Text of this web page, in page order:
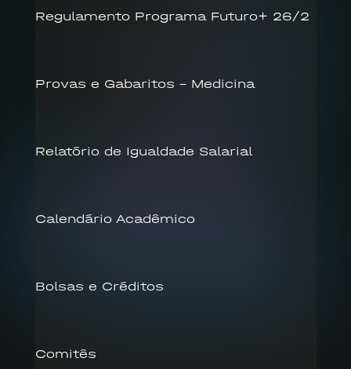
Regulamento Programa Futuro+ 26/2
Provas e Gabaritos – Medicina
Relatório de Igualdade Salarial
Calendário Acadêmico
Bolsas e Créditos
Comitês